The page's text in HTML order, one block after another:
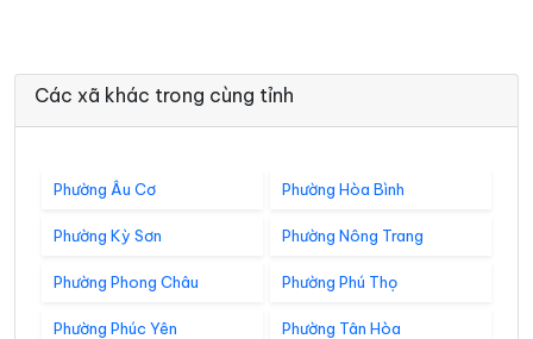
Các xã khác trong cùng tỉnh
Phường Âu Cơ Phường Hòa Bình
Phường Kỳ Sơn Phường Nông Trang
Phường Phong Châu Phường Phú Thọ
Phường Phúc Yên Phường Tân Hòa